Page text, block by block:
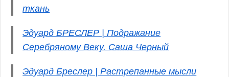
ткань
Эдуард БРЕСЛЕР | Подражание
Серебряному Веку. Саша Черный
Эдуард Бреслер | Растрепанные мысли